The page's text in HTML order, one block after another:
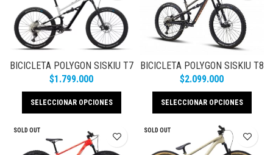
BICICLETA POLYGON SISKIU T7
GRY/BLK
$1.799.000
SELECCIONAR OPCIONES
BICICLETA POLYGON SISKIU T8
CHAR/BLK
$2.099.000
SELECCIONAR OPCIONES
SOLD OUT SOLD OUT